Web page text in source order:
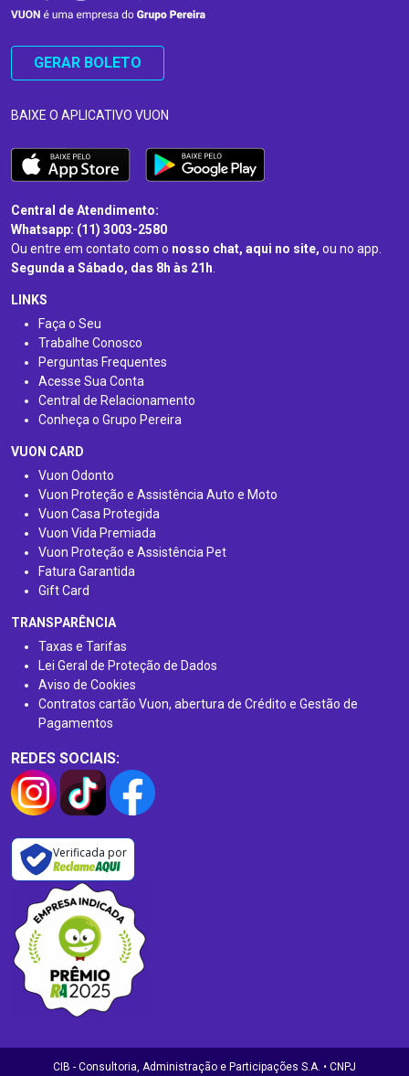
GERAR BOLETO
BAIXE O APLICATIVO VUON
Central de Atendimento:
Whatsapp: (11) 3003-2580
Ou entre em contato com o nosso chat, aqui no site, ou no app.
Segunda a Sábado, das 8h às 21h.
LINKS
Faça o Seu
Trabalhe Conosco
Perguntas Frequentes
Acesse Sua Conta
Central de Relacionamento
Conheça o Grupo Pereira
VUON CARD
Vuon Odonto
Vuon Proteção e Assistência Auto e Moto
Vuon Casa Protegida
Vuon Vida Premiada
Vuon Proteção e Assistência Pet
Fatura Garantida
Gift Card
TRANSPARÊNCIA
Taxas e Tarifas
Lei Geral de Proteção de Dados
Aviso de Cookies
Contratos cartão Vuon, abertura de Crédito e Gestão de
Pagamentos
REDES SOCIAIS:
Verificada por
CIB - Consultoria, Administração e Participações S.A. • CNPJ